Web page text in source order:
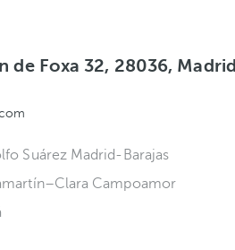
de Foxa 32, 28036,
Suárez Madrid-Barajas
Campoamor